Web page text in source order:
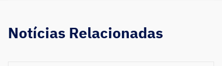
Notícias Relacionadas